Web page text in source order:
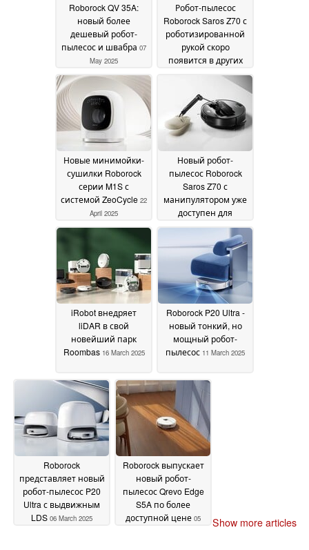
Roborock QV 35A:
новый более
дешевый робот-
пылесос и швабра 07
May 2025
Робот-пылесос
Roborock Saros Z70 с
роботизированной
рукой скоро
появится в других
02 May 2025
Новые минимойки-
сушилки Roborock
серии M1S с
системой ZeoCycle 22
April 2025
Новый робот-
пылесос Roborock
Saros Z70 с
манипулятором уже
доступен для
предварительного
20 March 2025
iRobot внедряет
liDAR в свой
новейший парк
Roombas 16 March 2025
Roborock P20 Ultra -
новый тонкий, но
мощный робот-
пылесос 11 March 2025
Roborock
представляет новый
робот-пылесос P20
Ultra с выдвижным
LDS 06 March 2025
Roborock выпускает
новый робот-
пылесос Qrevo Edge
S5A по более
доступной цене 05
Show more articles